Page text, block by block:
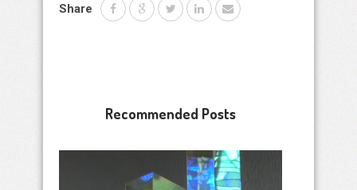
Share
Recommended Posts